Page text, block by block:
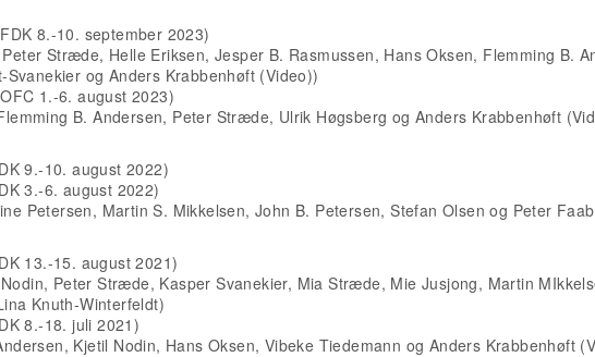
8.-10. september 2023)
Stræde, Helle Eriksen, Jesper B. Rasmussen, Hans Oksen, Flemming B.
Svanekier og Anders Krabbenhøft (Video))
1.-6. august 2023)
B. Andersen, Peter Stræde, Ulrik Høgsberg og Anders Krabbenhøft
9.-10. august 2022)
3.-6. august 2022)
Petersen, Martin S. Mikkelsen, John B. Petersen, Stefan Olsen og Peter
13.-15. august 2021)
Peter Stræde, Kasper Svanekier, Mia Stræde, Mie Jusjong, Martin
Knuth-Winterfeldt)
8.-18. juli 2021)
Kjetil Nodin, Hans Oksen, Vibeke Tiedemann og Anders Krabbenhøft